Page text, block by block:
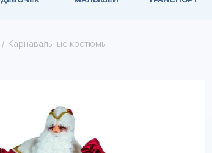
/ Карнавальные костюмы